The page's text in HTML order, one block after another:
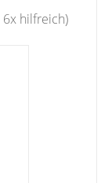
6x hilfreich)